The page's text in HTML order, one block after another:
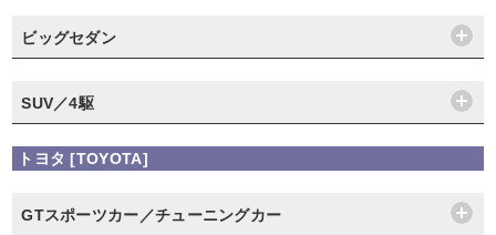
ビッグセダン
SUV／4駆
トヨタ [TOYOTA]
GTスポーツカー／チューニングカー